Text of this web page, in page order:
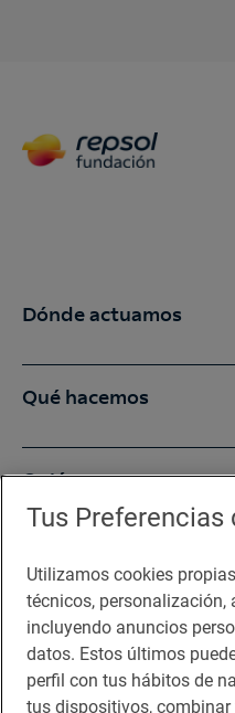
Dónde actuamos
Qué hacemos
Quiénes somos
Sala de prensa
Te puede interesar
Tus Preferencias
Utilizamos cookies
técnicos,
incluyendo anuncios
datos. Estos últimos
perfil con tus hábitos de
tus dispositivos,